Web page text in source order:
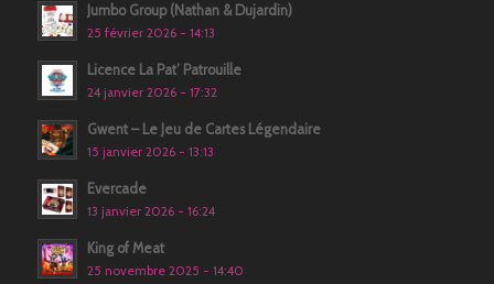
Jumbo Group (Nathan & Dujardin)
25 février 2026 - 14:13
Licence La Pat’ Patrouille
24 janvier 2026 - 17:32
Gwent – Le Jeu de Cartes Légendaire
15 janvier 2026 - 13:13
Evercade
13 janvier 2026 - 16:24
King of Meat
25 novembre 2025 - 14:40